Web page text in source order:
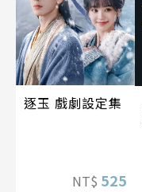
逐玉 戲劇設定集
NT$ 525